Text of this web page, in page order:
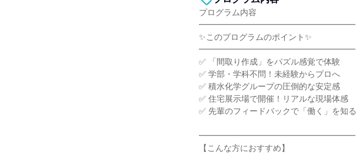
プログラム内容
━━━━━━━━━━━━━━━━━━━
✨このプログラムのポイント✨
━━━━━━━━━━━━━━━━━━━
✅ 「間取り作成」をパズル感覚で体験
✅ 学部・学科不問！未経験からプロへ
✅ 積水化学グループの圧倒的な安定感
✅ 住宅展示場で開催！リアルな現場体感
✅ 先輩のフィードバックで「働く」を知る
━━━━━━━━━━━━━━━━━━━
【こんな方におすすめ】